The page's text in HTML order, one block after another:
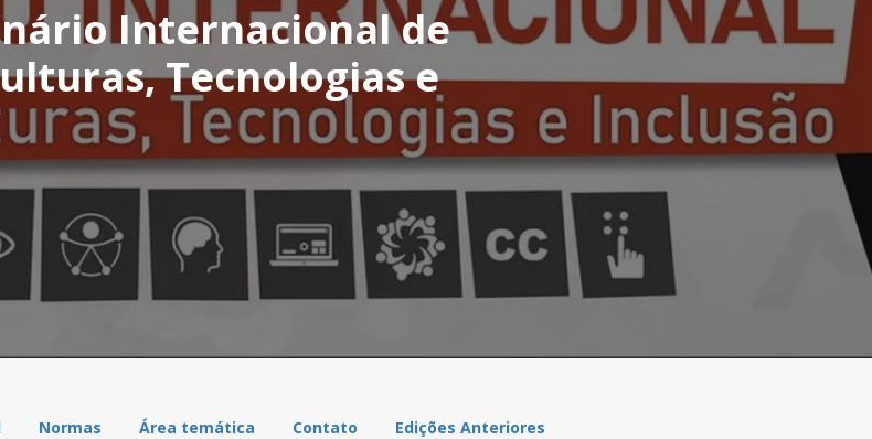
Internacional de
Tecnologias e
Normas Área temática Contato Edições Anteriores